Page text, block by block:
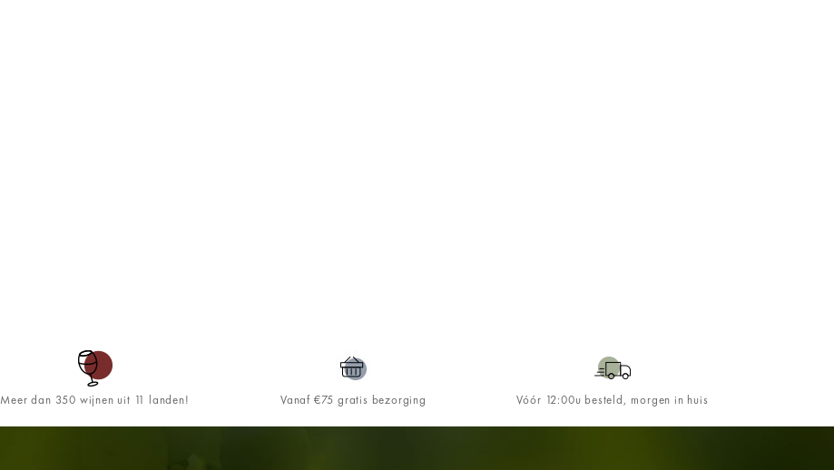
Meer dan 350 wijnen uit 11 landen! Vanaf €75 gratis bezorging Vóór 12:00u besteld, morgen in huis